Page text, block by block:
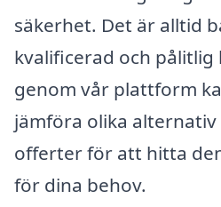
säkerhet. Det är alltid
kvalificerad och pålitlig
genom vår plattform
jämföra olika alternativ
offerter för att hitta
för dina behov.